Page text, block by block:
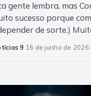
gente lembra, mas
sucesso porque
de sorte.)
9·16 de junho de 2026·